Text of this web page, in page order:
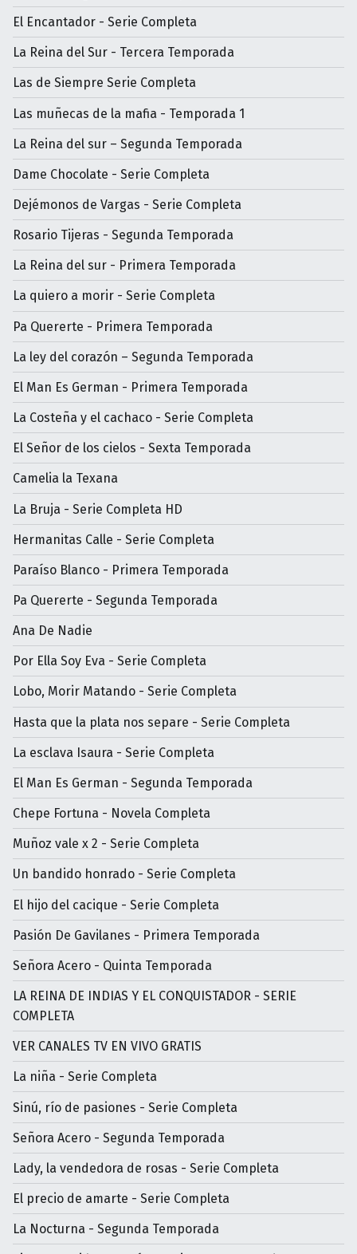
El Encantador - Serie Completa
La Reina del Sur - Tercera Temporada
Las de Siempre Serie Completa
Las muñecas de la mafia - Temporada 1
La Reina del sur – Segunda Temporada
Dame Chocolate - Serie Completa
Dejémonos de Vargas - Serie Completa
Rosario Tijeras - Segunda Temporada
La Reina del sur - Primera Temporada
La quiero a morir - Serie Completa
Pa Quererte - Primera Temporada
La ley del corazón – Segunda Temporada
El Man Es German - Primera Temporada
La Costeña y el cachaco - Serie Completa
El Señor de los cielos - Sexta Temporada
Camelia la Texana
La Bruja - Serie Completa HD
Hermanitas Calle - Serie Completa
Paraíso Blanco - Primera Temporada
Pa Quererte - Segunda Temporada
Ana De Nadie
Por Ella Soy Eva - Serie Completa
Lobo, Morir Matando - Serie Completa
Hasta que la plata nos separe - Serie Completa
La esclava Isaura - Serie Completa
El Man Es German - Segunda Temporada
Chepe Fortuna - Novela Completa
Muñoz vale x 2 - Serie Completa
Un bandido honrado - Serie Completa
El hijo del cacique - Serie Completa
Pasión De Gavilanes - Primera Temporada
Señora Acero - Quinta Temporada
LA REINA DE INDIAS Y EL CONQUISTADOR - SERIE
COMPLETA
VER CANALES TV EN VIVO GRATIS
La niña - Serie Completa
Sinú, río de pasiones - Serie Completa
Señora Acero - Segunda Temporada
Lady, la vendedora de rosas - Serie Completa
El precio de amarte - Serie Completa
La Nocturna - Segunda Temporada